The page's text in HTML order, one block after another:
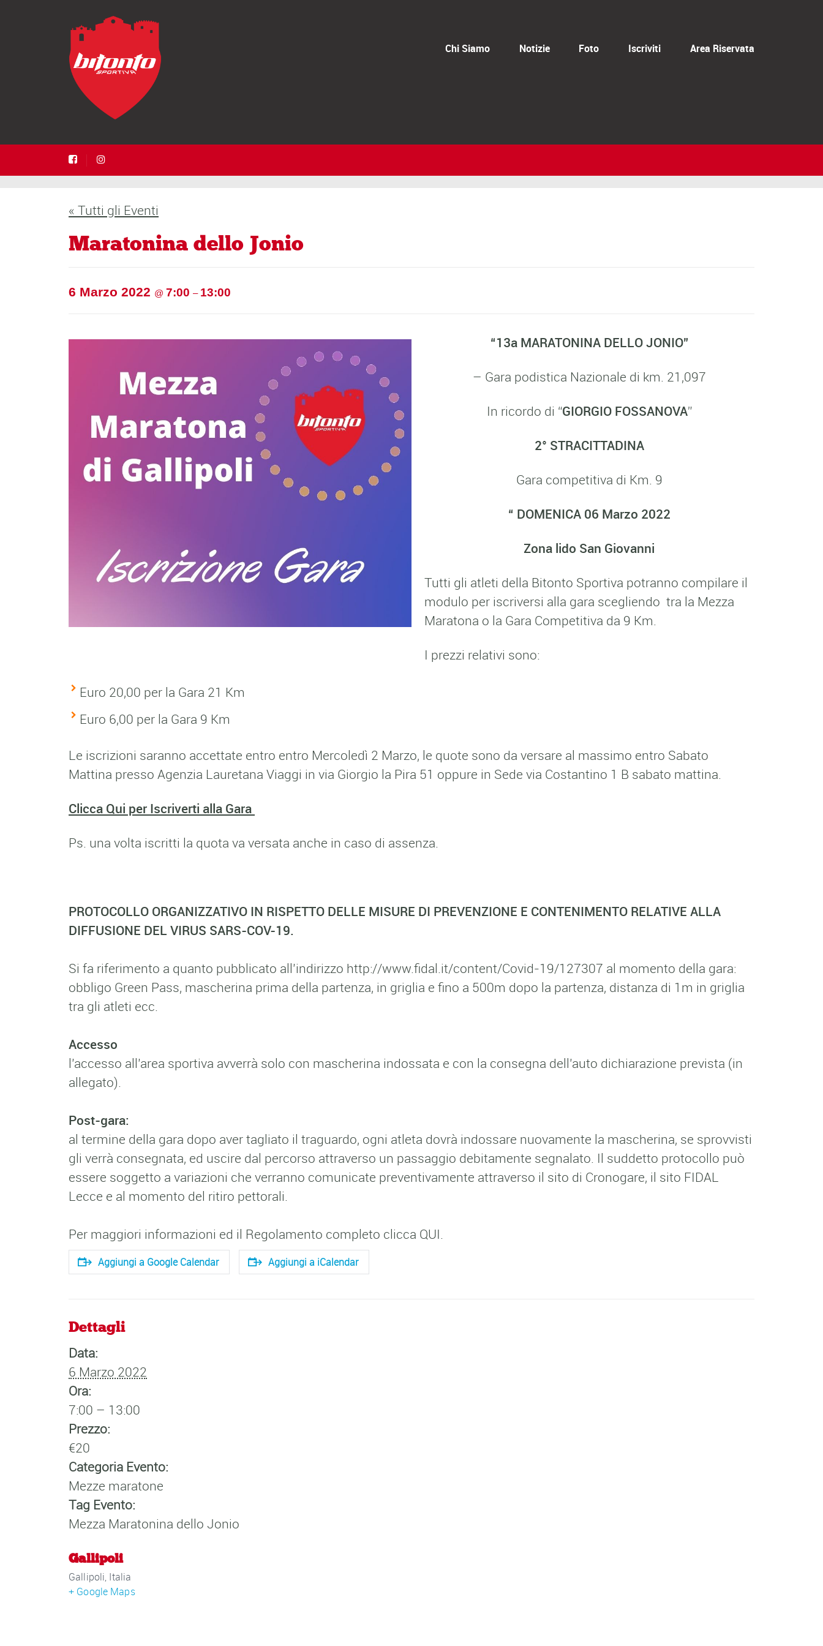
Chi Siamo Notizie Foto Iscriviti Area Riservata
« Tutti gli Eventi
Maratonina dello Jonio
6 Marzo 2022 @ 7:00 – 13:00
“13a MARATONINA DELLO JONIO”
– Gara podistica Nazionale di km. 21,097
In ricordo di “GIORGIO FOSSANOVA”
2° STRACITTADINA
Gara competitiva di Km. 9
“ DOMENICA 06 Marzo 2022
Zona lido San Giovanni
Tutti gli atleti della Bitonto Sportiva potranno compilare il
modulo per iscriversi alla gara scegliendo tra la Mezza
Maratona o la Gara Competitiva da 9 Km.
I prezzi relativi sono:
Euro 20,00 per la Gara 21 Km
Euro 6,00 per la Gara 9 Km
Le iscrizioni saranno accettate entro entro Mercoledì 2 Marzo, le quote sono da versare al massimo entro Sabato
Mattina presso Agenzia Lauretana Viaggi in via Giorgio la Pira 51 oppure in Sede via Costantino 1 B sabato mattina.
Clicca Qui per Iscriverti alla Gara
Ps. una volta iscritti la quota va versata anche in caso di assenza.
PROTOCOLLO ORGANIZZATIVO IN RISPETTO DELLE MISURE DI PREVENZIONE E CONTENIMENTO RELATIVE ALLA
DIFFUSIONE DEL VIRUS SARS-COV-19.
Si fa riferimento a quanto pubblicato all’indirizzo http://www.fidal.it/content/Covid-19/127307 al momento della gara:
obbligo Green Pass, mascherina prima della partenza, in griglia e fino a 500m dopo la partenza, distanza di 1m in griglia
tra gli atleti ecc.
Accesso
l’accesso all’area sportiva avverrà solo con mascherina indossata e con la consegna dell’auto dichiarazione prevista (in
allegato).
Post-gara:
al termine della gara dopo aver tagliato il traguardo, ogni atleta dovrà indossare nuovamente la mascherina, se sprovvisti
gli verrà consegnata, ed uscire dal percorso attraverso un passaggio debitamente segnalato. Il suddetto protocollo può
essere soggetto a variazioni che verranno comunicate preventivamente attraverso il sito di Cronogare, il sito FIDAL
Lecce e al momento del ritiro pettorali.
Per maggiori informazioni ed il Regolamento completo clicca QUI.
Aggiungi a Google Calendar Aggiungi a iCalendar
Dettagli
Data:
6 Marzo 2022
Ora:
7:00 – 13:00
Prezzo:
€20
Categoria Evento:
Mezze maratone
Tag Evento:
Mezza Maratonina dello Jonio
Gallipoli
Gallipoli, Italia
+ Google Maps